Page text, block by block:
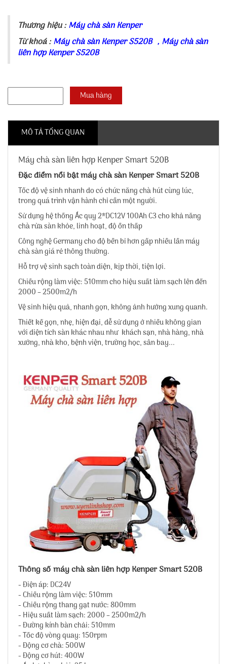
Thương hiệu :Máy chà sàn Kenper
Từ khoá :Máy chà sàn Kenper S520B, Máy chà sàn
liên hợp Kenper S520B
MÔ TẢ TỔNG QUAN
Máy chà sàn liên hợp Kenper Smart 520B
Đặc điểm nổi bật máy chà sàn Kenper Smart 520B
Tốc độ vệ sinh nhanh do có chức năng chà hút cùng lúc,
trong quá trình vận hành chỉ cần một người.
Sử dụng hệ thống Ắc quy 2*DC12V 100Ah C3 cho khả năng
chà rửa sàn khỏe, linh hoạt, độ ồn thấp
Công nghệ Germany cho độ bền bỉ hơn gấp nhiều lần máy
chà sàn giá rẻ thông thường.
Hỗ trợ vệ sinh sạch toàn diện, kịp thời, tiện lợi.
Chiều rộng làm việc: 510mm cho hiệu suất làm sạch lên đến
2000 – 2500m2/h
Vệ sinh hiệu quả, nhanh gọn, không ảnh hưởng xung quanh.
Thiết kế gọn, nhẹ, hiện đại, dễ sử dụng ở nhiều không gian
với diện tích sàn khác nhau như khách sạn, nhà hàng, nhà
xưởng, nhà kho, bệnh viện, trường học, sân bay...
Thông số máy chà sàn liên hợp Kenper Smart 520B
- Điện áp: DC24V
- Chiều rộng làm việc: 510mm
- Chiều rộng thang gạt nước: 800mm
- Hiệu suất làm sạch: 2000 – 2500m2/h
- Đường kính bàn chải: 510mm
- Tốc độ vòng quay: 150rpm
- Động cơ chà: 500W
- Động cơ hút: 400W